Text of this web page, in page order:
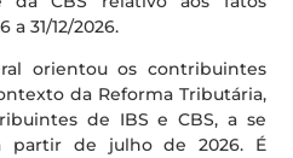
a 31/12/2026.
orientou os contribuintes
da Reforma Tributária,
de IBS e CBS, a se
partir de julho de 2026. É